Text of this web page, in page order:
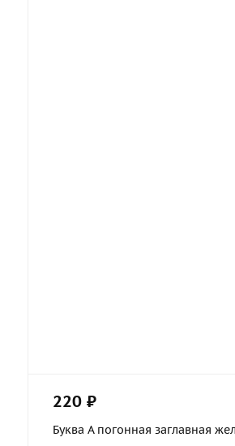
220 ₽
Буква А погонная заглавная